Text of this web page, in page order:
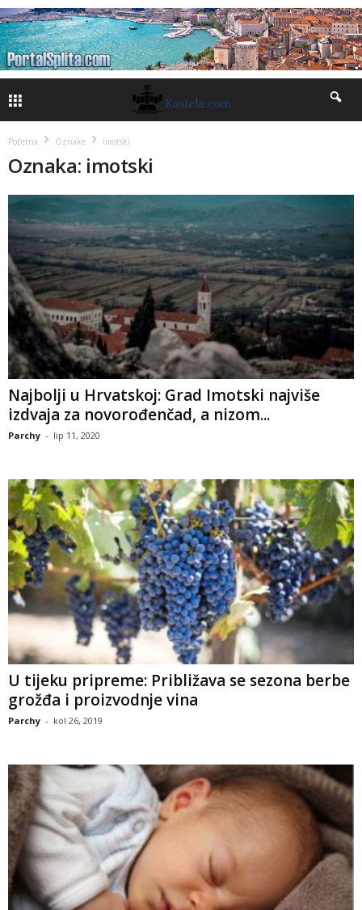
Početna Oznake Imotski
Oznaka: imotski
Najbolji u Hrvatskoj: Grad Imotski najviše
izdvaja za novorođenčad, a nizom...
Parchy - lip 11, 2020
U tijeku pripreme: Približava se sezona berbe
grožđa i proizvodnje vina
Parchy - kol 26, 2019